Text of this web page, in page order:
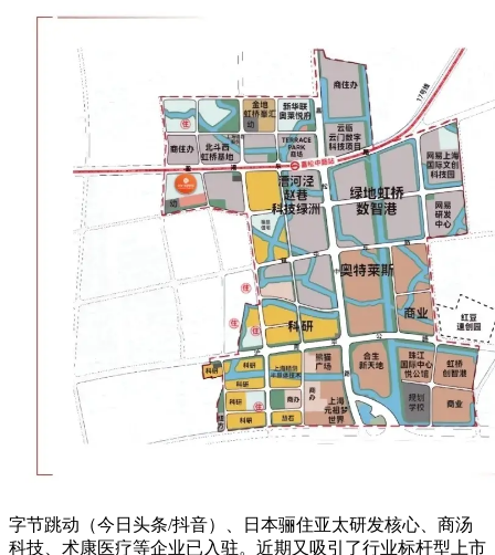
字节跳动（今日头条/抖音）、日本骊住亚太研发核心、商汤
科技、术康医疗等企业已入驻。近期又吸引了行业标杆型上市